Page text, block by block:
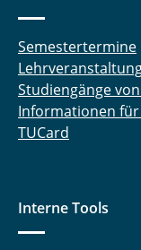
Semestertermine
Studiengänge
Informationen
TUCard
Interne Tools